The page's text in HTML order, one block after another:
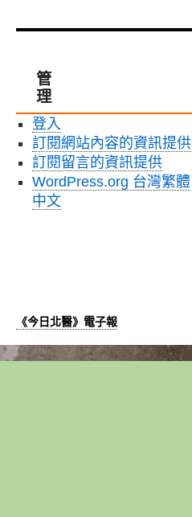
管
理
登入
訂閱網站內容的資訊提供
訂閱留言的資訊提供
WordPress.org 台灣繁體
中文
《今日北醫》電子報